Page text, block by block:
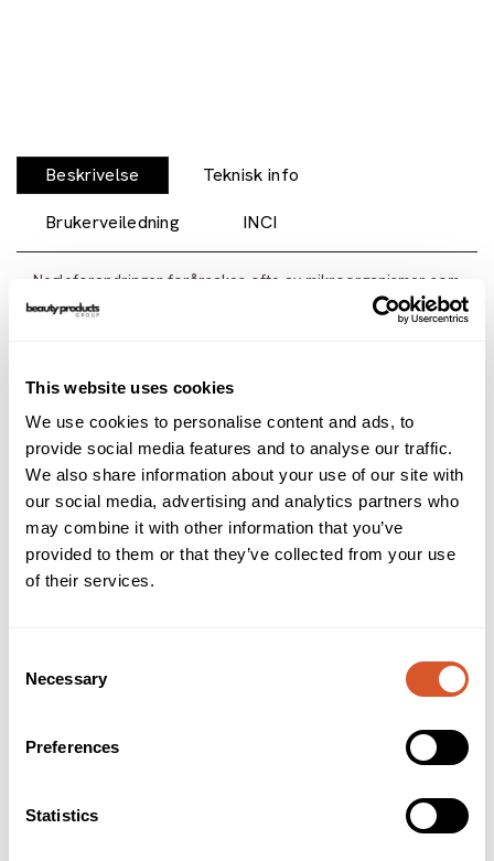
This website uses cookies
We use cookies to personalise content and ads, to
provide social media features and to analyse our traffic.
We also share information about your use of our site with
our social media, advertising and analytics partners who
may combine it with other information that you’ve
provided to them or that they’ve collected from your use
of their services.
Selection
Necessary
Preferences
Statistics
Beskrivelse Teknisk info
Brukerveiledning INCI
Negleforandringer forårsakes ofte av mikroorganismer som
bakterier. Ved bruk av kunstige negler er det større fare for
infeksjoner, da det i mikroskopiske sprekker lett kan samle
Neglestiften brukes forebyggende og pleier hud og negler.
Løsningen i stiften trenger raskt inn i de minste spaltene, inn
til de dypeste hudlagene.
Tilbehør